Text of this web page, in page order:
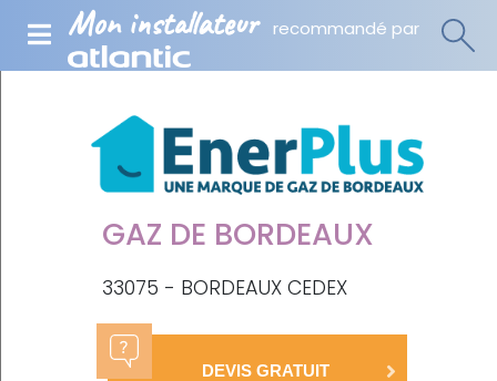
Mon installateur recommandé par
GAZ DE BORDEAUX
33075 - BORDEAUX CEDEX
DEVIS GRATUIT